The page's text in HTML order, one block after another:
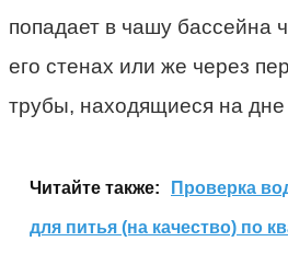
попадает в чашу бассейна
его стенах или же через
трубы, находящиеся на
Читайте также: Проверка
для питья (на качество) по